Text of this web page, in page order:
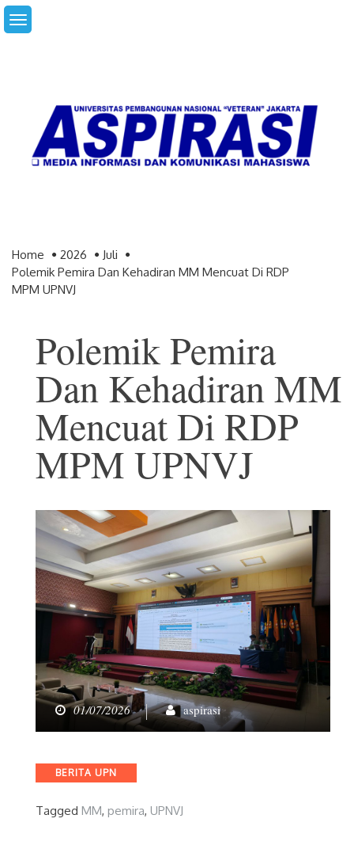
Skip
to
Home 2026
Juli
Polemik Pemira Dan Kehadiran MM Mencuat Di RDP
MPM UPNVJ
Polemik Pemira
Dan Kehadiran MM
Mencuat Di RDP
MPM UPNVJ
01/07/2026 aspirasi
Categories
BERITA UPN
Tagged MM, pemira, UPNVJ